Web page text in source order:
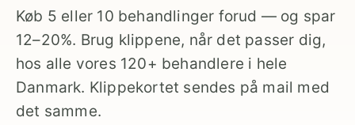
Køb 5 eller 10 behandlinger forud — og spar
12–20%. Brug klippene, når det passer dig,
hos alle vores 120+ behandlere i hele
Danmark. Klippekortet sendes på mail med
det samme.